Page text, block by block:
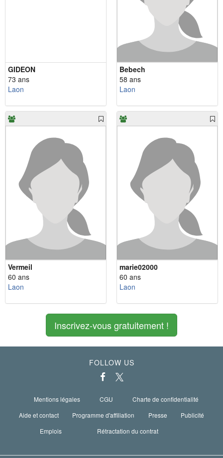
GIDEON
73 ans
Laon
Bebech
58 ans
Laon
Vermeil
60 ans
Laon
marie02000
60 ans
Laon
Inscrivez-vous gratuitement !
FOLLOW US
Mentions légales CGU
Charte de confidentialité
Aide et contact
Programme d'affiliation Presse
Publicité
Emplois
Rétractation du contrat